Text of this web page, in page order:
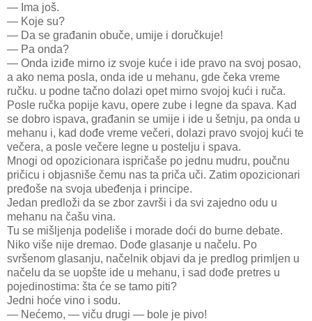
— Ima još.
— Koje su?
— Da se građanin obuče, umije i doručkuje!
— Pa onda?
— Onda iziđe mirno iz svoje kuće i ide pravo na svoj posao,
a ako nema posla, onda ide u mehanu, gde čeka vreme
ručku. u podne tačno dolazi opet mirno svojoj kući i ruča.
Posle ručka popije kavu, opere zube i legne da spava. Kad
se dobro ispava, građanin se umije i ide u šetnju, pa onda u
mehanu i, kad dođe vreme večeri, dolazi pravo svojoj kući te
večera, a posle večere legne u postelju i spava.
Mnogi od opozicionara ispričaše po jednu mudru, poučnu
pričicu i objasniše čemu nas ta priča uči. Zatim opozicionari
pređoše na svoja ubeđenja i principe.
Jedan predloži da se zbor završi i da svi zajedno odu u
mehanu na čašu vina.
Tu se mišljenja podeliše i morade doći do burne debate.
Niko više nije dremao. Dođe glasanje u načelu. Po
svršenom glasanju, načelnik objavi da je predlog primljen u
načelu da se uopšte ide u mehanu, i sad dođe pretres u
pojedinostima: šta će se tamo piti?
Jedni hoće vino i sodu.
— Nećemo, — viču drugi — bole je pivo!